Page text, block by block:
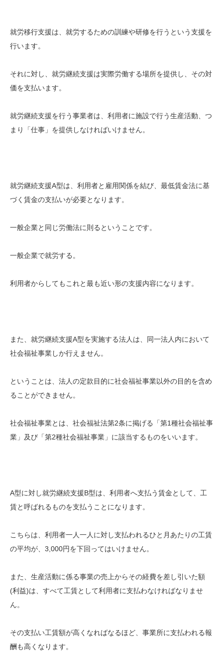
就労移行支援は、就労するための訓練や研修を行うという支援を
行います。
それに対し、就労継続支援は実際労働する場所を提供し、その対
価を支払います。
就労継続支援を行う事業者は、利用者に施設で行う生産活動、つ
まり「仕事」を提供しなければいけません。
就労継続支援A型は、利用者と雇用関係を結び、最低賃金法に基
づく賃金の支払いが必要となります。
一般企業と同じ労働法に則るということです。
一般企業で就労する。
利用者からしてもこれと最も近い形の支援内容になります。
また、就労継続支援A型を実施する法人は、同一法人内において
社会福祉事業しか行えません。
ということは、法人の定款目的に社会福祉事業以外の目的を含め
ることができません。
社会福祉事業とは、社会福祉法第2条に掲げる「第1種社会福祉事
業」及び「第2種社会福祉事業」に該当するものをいいます。
A型に対し就労継続支援B型は、利用者へ支払う賃金として、工
賃と呼ばれるものを支払うことになります。
こちらは、利用者一人一人に対し支払われるひと月あたりの工賃
の平均が、3,000円を下回ってはいけません。
また、生産活動に係る事業の売上からその経費を差し引いた額
(利益)は、すべて工賃として利用者に支払わなければなりませ
ん。
その支払い工賃額が高くなればなるほど、事業所に支払われる報
酬も高くなります。